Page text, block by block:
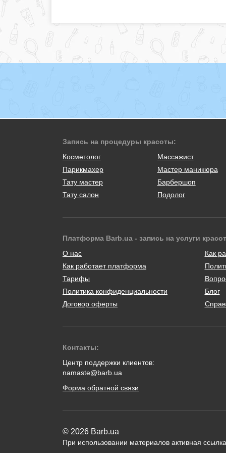
Запись на процедуры красоты:
Косметолог
Массажист
Парикмахер
Мастер маникюра
Тату мастер
Барбершоп
Тату салон
Подолог
Платформа Barb.ua - запись на услуги
О нас
Как работает платформа
Тарифы
Политика конфиденциальности
Договор оферты
Как
Блог
Контакты:
Центр поддержки клиентов:
namaste@barb.ua
Форма обратной связи
© 2026 Barb.ua
При использовании материалов активная